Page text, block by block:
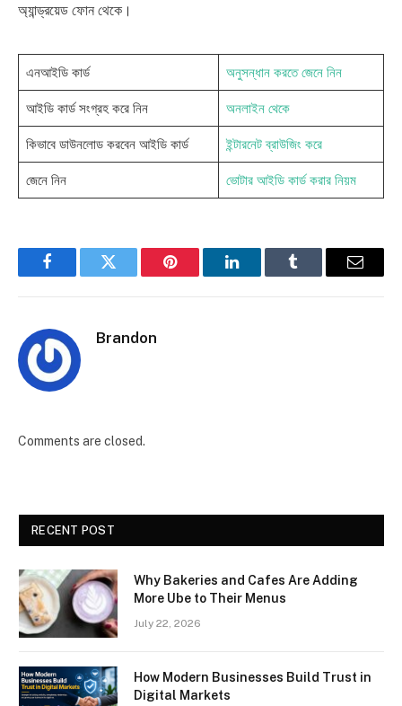
অ্যান্ড্রয়েড ফোন থেকে।
এনআইডি কার্ড অনুসন্ধান করতে জেনে নিন
আইডি কার্ড সংগ্রহ করে নিন অনলাইন থেকে
কিভাবে ডাউনলোড করবেন আইডি কার্ড ইন্টারনেট ব্রাউজিং করে
জেনে নিন ভোটার আইডি কার্ড করার নিয়ম
FacebookTwitter Pinterest LinkedInTumblr Email
Brandon
Comments are closed.
RECENT POST
Why Bakeries and Cafes Are Adding
More Ube to Their Menus
July 22, 2026
How Modern Businesses Build Trust in
Digital Markets